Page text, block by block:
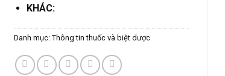
KHÁC:
Danh mục:Thông tin thuốc và biệt dược